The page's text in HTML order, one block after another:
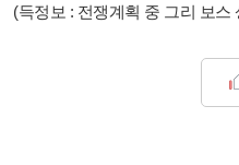
(득정보 : 전쟁계획 중 그리 보스